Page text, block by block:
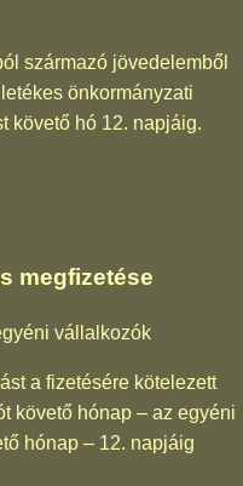
származó jövedelemből
önkormányzati
követő hó 12. napjáig.
megfizetése
vállalkozók
a fizetésére kötelezett
követő hónap – az egyéni
hónap – 12. napjáig